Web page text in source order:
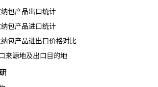
包产品出口统计
包产品进口统计
包产品进出口价格对比
源地及出口目的地